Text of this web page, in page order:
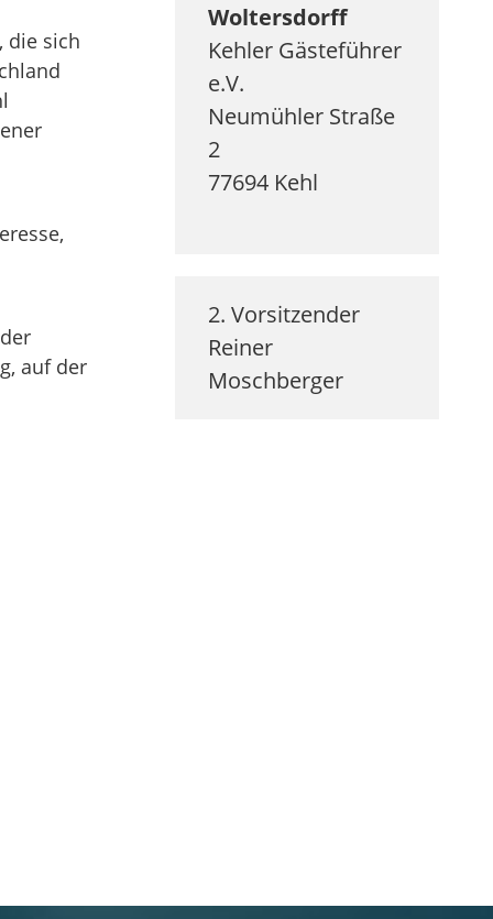
die sich
auf der
Woltersdorff
Kehler Gästeführer
e.V.
Neumühler Straße
2
77694 Kehl
2. Vorsitzender
Reiner
Moschberger